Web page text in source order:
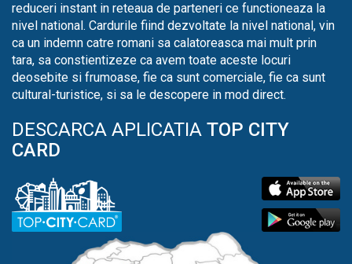
reduceri instant in reteaua de parteneri ce functioneaza la
nivel national. Cardurile fiind dezvoltate la nivel national, vin
ca un indemn catre romani sa calatoreasca mai mult prin
tara, sa constientizeze ca avem toate aceste locuri
deosebite si frumoase, fie ca sunt comerciale, fie ca sunt
cultural-turistice, si sa le descopere in mod direct.
DESCARCA APLICATIA TOP CITY
CARD